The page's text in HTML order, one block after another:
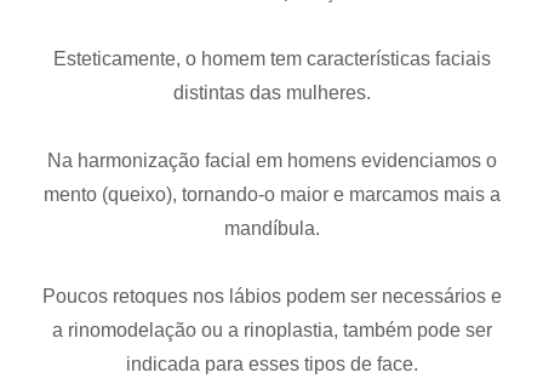
Esteticamente, o homem tem características faciais
distintas das mulheres.
Na harmonização facial em homens evidenciamos o
mento (queixo), tornando-o maior e marcamos mais a
mandíbula.
Poucos retoques nos lábios podem ser necessários e
a rinomodelação ou a rinoplastia, também pode ser
indicada para esses tipos de face.